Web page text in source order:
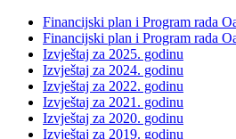
Financijski plan i Program rada
Financijski plan i Program rada
Izvještaj za 2025. godinu
Izvještaj za 2024. godinu
Izvještaj za 2022. godinu
Izvještaj za 2021. godinu
Izvještaj za 2020. godinu
Izvještaj za 2019. godinu